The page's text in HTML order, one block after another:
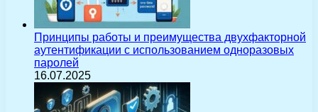
Принципы работы и преимущества двухфакторной
аутентификации с использованием одноразовых
паролей
16.07.2025